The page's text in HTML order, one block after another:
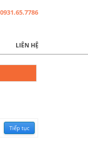
0931.65.7786
LIÊN HỆ
Tiếp tục